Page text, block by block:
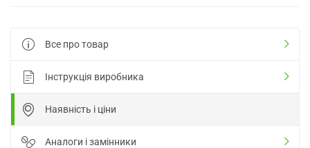
Все про товар
Інструкція виробника
Наявність і ціни
Аналоги і замінники